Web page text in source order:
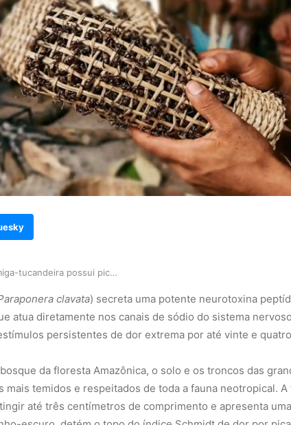
Formiga-tucandeira possui picada de alta intens…
clavata) secreta uma potente neurotoxina
atua diretamente nos canais de sódio do sistema
persistentes de dor extrema por até vinte e
da floresta Amazônica, o solo e os troncos das
mais temidos e respeitados de toda a fauna neotropical.
até três centímetros de comprimento e apresenta